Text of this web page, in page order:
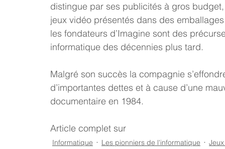
distingue par ses publicités à gros
jeux vidéo présentés dans des
les fondateurs d’Imagine sont des
informatique des décennies plus tard.
Malgré son succès la compagnie
d’importantes dettes et à cause d’une
documentaire en 1984.
Article complet sur
Informatique Les pionniers de l'informatique